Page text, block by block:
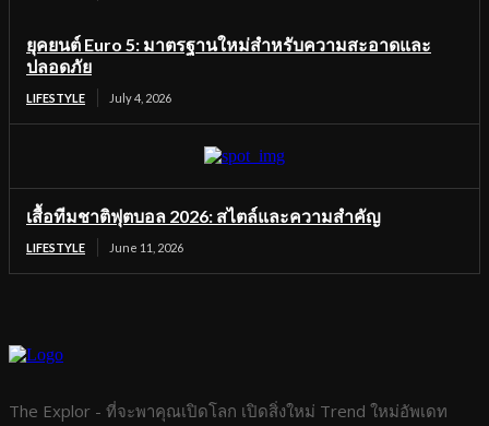
ยุคยนต์ Euro 5: มาตรฐานใหม่สำหรับความสะอาดและ
ปลอดภัย
LIFESTYLE July 4, 2026
เสื้อทีมชาติฟุตบอล 2026: สไตล์และความสำคัญ
LIFESTYLE June 11, 2026
The Explor - ที่จะพาคุณเปิดโลก เปิดสิ่งใหม่ Trend ใหม่อัพเดท